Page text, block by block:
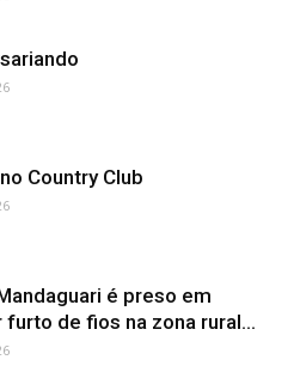
Country Club
é preso em
de fios na zona rural...